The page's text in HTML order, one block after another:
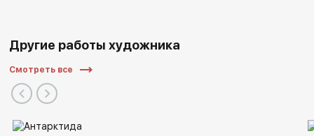
Другие работы художника
Смотреть все